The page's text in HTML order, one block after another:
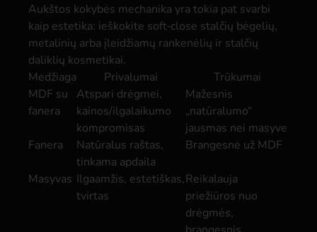
Aukštos kokybės mechanika yra tokia pat svarbi
kaip estetika: ieškokite soft‑close stalčių bėgelių,
metalinių arba įleidžiamų rankenėlių ir stalčių
daliklių kosmetikai.
Medžiaga
Privalumai
Trūkumai
MDF su
fanera
Atspari drėgmei,
kainos/ilgalaikumo
kompromisas
Mažesnis
„natūralumo“
jausmas nei masyve
Fanera
Natūralus raštas,
tinkama apdaila
Brangesnė už MDF
Masyvas Ilgaamžis, estetiškas,
tvirtas
Reikalauja
priežiūros nuo
drėgmės,